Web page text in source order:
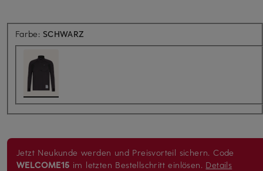
Farbe: SCHWARZ
Jetzt Neukunde werden und Preisvorteil sichern. Code
WELCOME15 im letzten Bestellschritt einlösen. Details